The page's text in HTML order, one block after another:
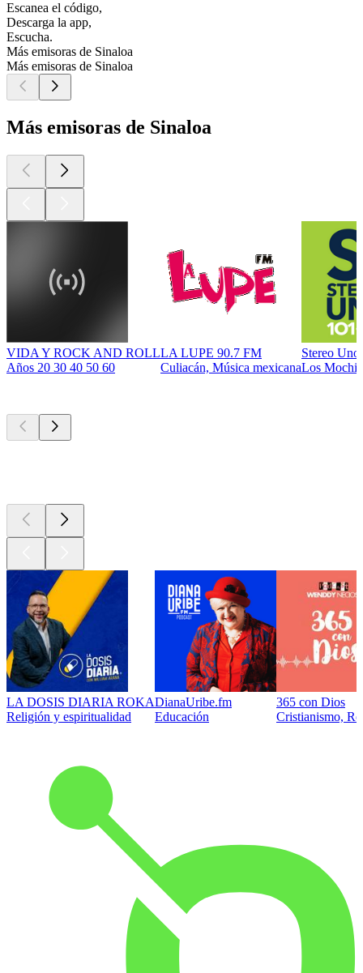
Escanea el código,
Descarga la app,
Escucha.
Más emisoras de Sinaloa
Más emisoras de Sinaloa
Más emisoras de Sinaloa
VIDA Y ROCK AND ROLL
Años 20 30 40 50 60
LA LUPE 90.7 FM
Culiacán, Música mexicana
Stereo
Los
LA DOSIS DIARIA ROKA
Religión y espiritualidad
DianaUribe.fm
Educación
365 con Dios
Cristianismo,